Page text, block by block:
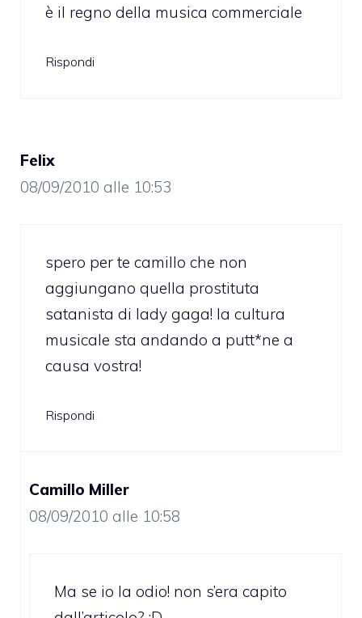
è il regno della musica commerciale
Rispondi
Felix
08/09/2010 alle 10:53
spero per te camillo che non
aggiungano quella prostituta
satanista di lady gaga! la cultura
musicale sta andando a putt*ne a
causa vostra!
Rispondi
Camillo Miller
08/09/2010 alle 10:58
Ma se io la odio! non s’era capito